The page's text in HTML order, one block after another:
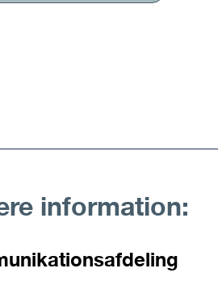
information: